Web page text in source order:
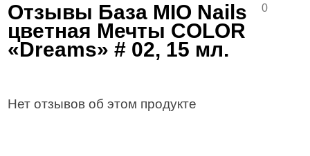
Отзывы База MIO Nails
цветная Мечты COLOR
«Dreams» # 02, 15 мл.
0
Нет отзывов об этом продукте